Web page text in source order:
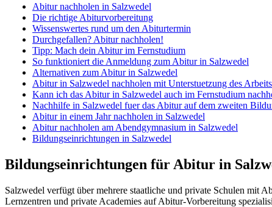
Abitur nachholen in Salzwedel
Die richtige Abiturvorbereitung
Wissenswertes rund um den Abiturtermin
Durchgefallen? Abitur nachholen!
Tipp: Mach dein Abitur im Fernstudium
So funktioniert die Anmeldung zum Abitur in Salzwedel
Alternativen zum Abitur in Salzwedel
Abitur in Salzwedel nachholen mit Unterstuetzung des
Kann ich das Abitur in Salzwedel auch im Fernstudium
Nachhilfe in Salzwedel fuer das Abitur auf dem zweiten
Abitur in einem Jahr nachholen in Salzwedel
Abitur nachholen am Abendgymnasium in Salzwedel
Bildungseinrichtungen in Salzwedel
Bildungseinrichtungen für Abitur in
Salzwedel verfügt über mehrere staatliche und private Schulen mit
Lernzentren und private Academies auf Abitur-Vorbereitung